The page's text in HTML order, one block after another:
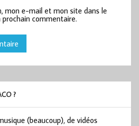
mon e-mail et mon site dans le
commentaire.
?
(beaucoup), de vidéos